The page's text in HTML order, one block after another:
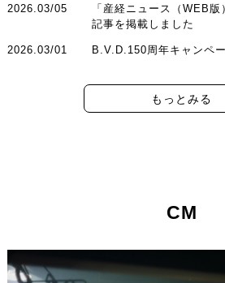
2026.03/05
「産経ニュース（WEB
記事を掲載しました
2026.03/01 B.V.D.150周年キャンペ
もっとみる
CM